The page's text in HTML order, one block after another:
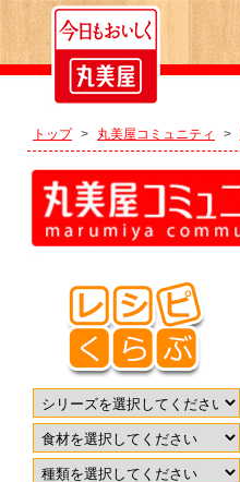
トップ > 丸美屋コミュニティ >